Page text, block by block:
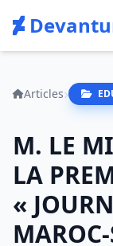
Articles
M. LE
LA
«